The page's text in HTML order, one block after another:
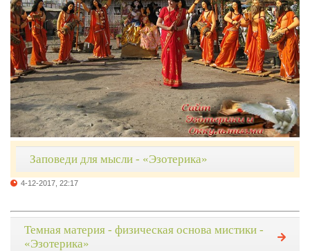
Заповеди для мысли - «Эзотерика»
4-12-2017, 22:17
Темная материя - физическая основа мистики -
«Эзотерика»